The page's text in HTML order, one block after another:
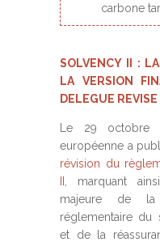
carbone
SOLVENCY II :
LA VERSION
DELEGUE REVISE
Le 29 octobre
européenne a
révision du
, marquant
majeure de
réglementaire du
et de la